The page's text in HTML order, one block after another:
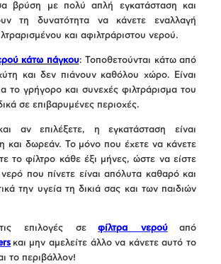
βρύση με πολύ απλή εγκατάσταση και
τη δυνατότητα να κάνετε εναλλαγή
και αφιλτράριστου νερού.
κάτω πάγκου: Τοποθετούνται κάτω από
και δεν πιάνουν καθόλου χώρο. Είναι
το γρήγορο και συνεχές φιλτράρισμα του
σε επιβαρυμένες περιοχές.
αν επιλέξετε, η εγκατάσταση είναι
και δωρεάν. Το μόνο που έχετε να κάνετε
το φίλτρο κάθε έξι μήνες, ώστε να είστε
νερό που πίνετε είναι απόλυτα καθαρό και
την υγεία τη δικιά σας και των παιδιών
επιλογές σεφίλτρα νερού
από
και μην αμελείτε άλλο να κάνετε αυτό το
το περιβάλλον!